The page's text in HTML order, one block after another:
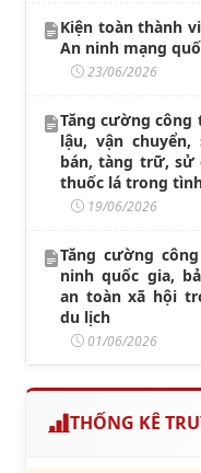
Kiện toàn thành
An ninh mạng
23/06/2026
Tăng cường công
lậu, vận
bán, tàng trữ, sử
thuốc lá trong
19/06/2026
Tăng cường
ninh quốc gia,
an toàn xã hội
du lịch
01/06/2026
THỐNG KÊ